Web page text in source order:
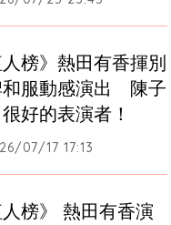
人榜》熱田有香揮別
服動感演出　陳子
好的表演者！
07/17 17:13
人榜》 熱田有香演